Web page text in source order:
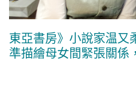
東亞書房》小說家温又
準描繪母女間緊張關係